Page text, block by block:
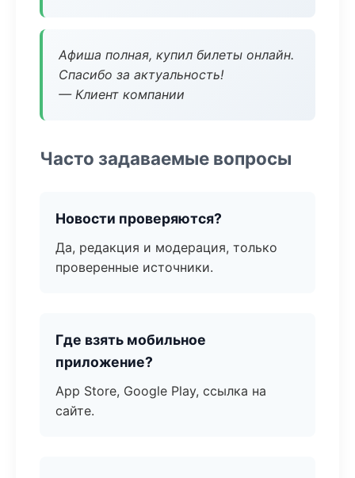
Афиша полная, купил билеты онлайн.
Спасибо за актуальность!
— Клиент компании
Часто задаваемые вопросы
Новости проверяются?
Да, редакция и модерация, только
проверенные источники.
Где взять мобильное
приложение?
App Store, Google Play, ссылка на
сайте.